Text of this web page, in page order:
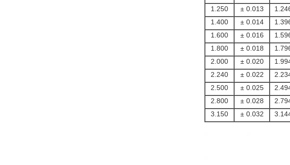
1.250
± 0.013
1.400
± 0.014
1.600
± 0.016
1.800
± 0.018
2.000
± 0.020
2.240
± 0.022
2.500
± 0.025
2.800
± 0.028
3.150
± 0.032